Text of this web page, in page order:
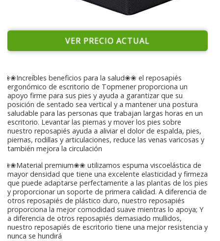
VER PRECIO ACTUAL
❀❀Increíbles beneficios para la salud❀❀ el reposapiés
ergonómico de escritorio de Topmener proporciona un
apoyo firme para sus pies y ayuda a garantizar que su
posición de sentado sea vertical y a mantener una postura
saludable para las personas que trabajan largas horas en un
escritorio. Levantar las piernas y mover los pies sobre
nuestro reposapiés ayuda a aliviar el dolor de espalda, pies,
piernas, rodillas y articulaciones, reduce las venas varicosas y
también mejora la circulación
❀❀Material premium❀❀ utilizamos espuma viscoelástica de
mayor densidad que tiene una excelente elasticidad y firmeza
que puede adaptarse perfectamente a las plantas de los pies
y proporcionar un soporte de primera calidad. A diferencia de
otros reposapiés de plástico duro, nuestro reposapiés
proporciona la mejor comodidad suave mientras lo apoya; Y
a diferencia de otros reposapiés demasiado mullidos,
nuestro reposapiés de escritorio tiene una mejor resistencia y
nunca se hundirá